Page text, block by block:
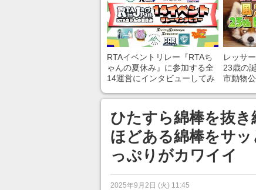
RTAイベントリレー『RTAち
ゃんの夏休み』に参加する全
14運営にインタビューしてみ
ンネルの貸し出しを利用し8/9
から1週間にわたって開催
レッサ
23歳の
市動物
ひたすら綿棒を抜
ほどある綿棒をサ
っぷりがカワイイ
2025年9月2日 (火) 11:45